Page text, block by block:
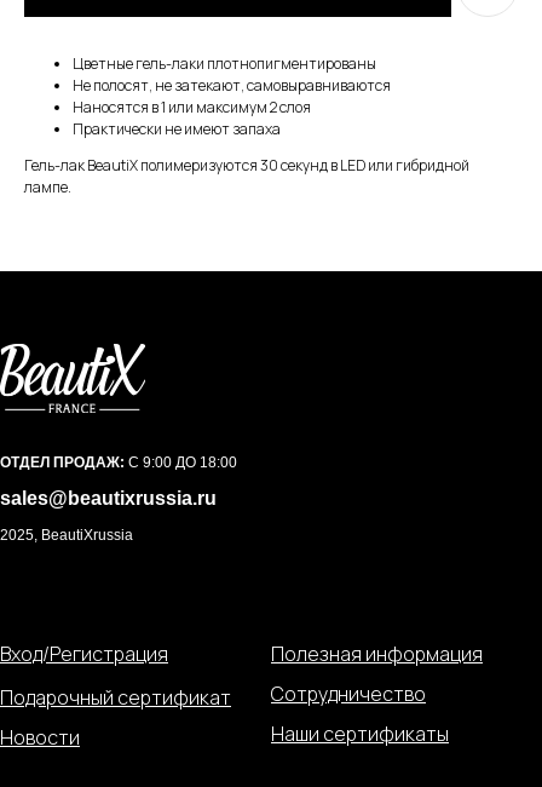
Цветные гель-лаки плотнопигментированы
Не полосят, не затекают, самовыравниваются
Наносятся в 1 или максимум 2 слоя
Практически не имеют запаха
Гель-лак BeautiX полимеризуются 30 секунд в LED или гибридной
лампе.
ОТДЕЛ ПРОДАЖ: С 9:00 ДО 18:00
sales@beautixrussia.ru
2025, BeautiXrussia
Вход/Регистрация
Подарочный сертификат
Новости
Полезная информация
Сотрудничество
Наши сертификаты